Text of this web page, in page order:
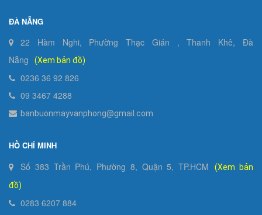
ĐÀ NẴNG
22 Hàm Nghi, Phường Thạc Gián , Thanh Khê, Đà
Nẵng
(Xem bản đồ)
0236 36 92 826
09 3467 4288
banbuonmayvanphong@gmail.com
HỒ CHÍ MINH
Số 383 Trần Phú, Phường 8, Quận 5, TP.HCM
(Xem bản
đồ)
0283 6207 884